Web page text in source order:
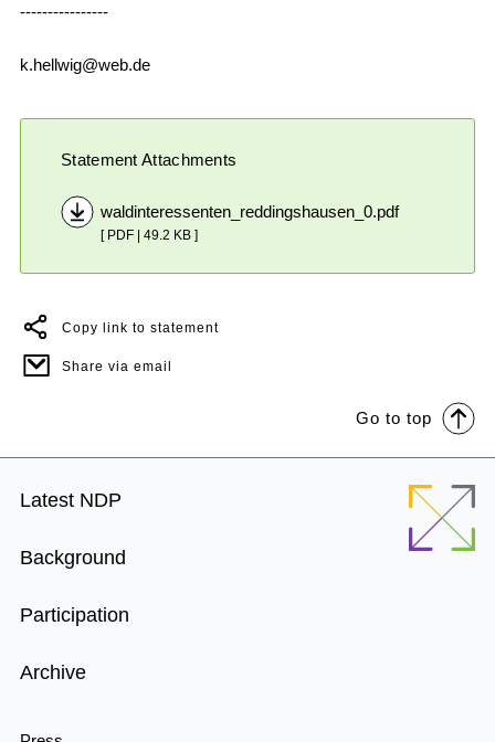
----------------
k.hellwig@web.de
Statement Attachments
waldinteressenten_reddingshausen_0.pdf
[ PDF | 49.2 KB ]
Copy link to statement
Share via email
Go to top
Footer
Latest NDP
Background
Participation
Archive